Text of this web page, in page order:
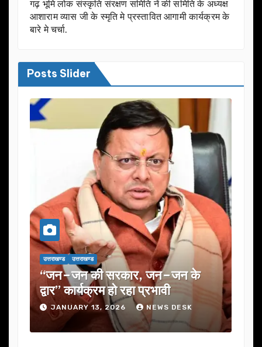
गढ़ भूमि लोक संस्कृति संरक्षण समिति नें की समिति के अध्यक्ष
आशाराम व्यास जी के स्मृति मे प्रस्तावित आगामी कार्यक्रम के
बारे मे चर्चा.
Posts Slider
जन–जन के
रहा प्रभावी
NEWS DESK
उत्तराखण्ड उत्तराखण्ड
यूजेवीएन लिमिटेड की 132वीं
में कई अहम प्रस्तावों को मंजूरी
JANUARY 13, 2026